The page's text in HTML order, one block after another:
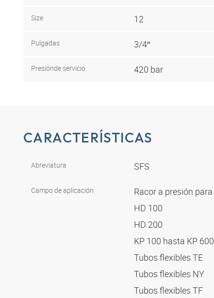
Size 12
Pulgadas 3/4″
Presiónde servicio 420 bar
CARACTERÍSTICAS
Abreviatura SFS
Campo de aplicación
Racor a presión para
HD 100
HD 200
KP 100 hasta KP 600
Tubos flexibles TE
Tubos flexibles NY
Tubos flexibles TF